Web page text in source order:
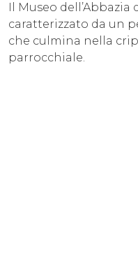
Il Museo dell’Abbazia
caratterizzato da un
che culmina nella
parrocchiale.